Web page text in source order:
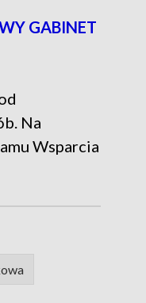
GABINET
Na
Wsparcia